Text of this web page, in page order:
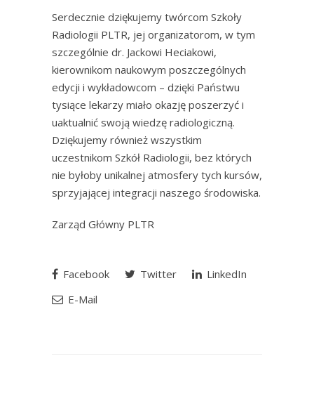
Serdecznie dziękujemy twórcom Szkoły
Radiologii PLTR, jej organizatorom, w tym
szczególnie dr. Jackowi Heciakowi,
kierownikom naukowym poszczególnych
edycji i wykładowcom – dzięki Państwu
tysiące lekarzy miało okazję poszerzyć i
uaktualnić swoją wiedzę radiologiczną.
Dziękujemy również wszystkim
uczestnikom Szkół Radiologii, bez których
nie byłoby unikalnej atmosfery tych kursów,
sprzyjającej integracji naszego środowiska.
Zarząd Główny PLTR
Facebook Twitter
LinkedIn
E-Mail